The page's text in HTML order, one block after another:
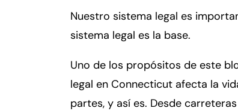
g
a
o
e
P
Nuestro sistema legal es
sistema legal es la base.
Uno de los propósitos de este
legal en Connecticut afecta la
partes, y así es. Desde